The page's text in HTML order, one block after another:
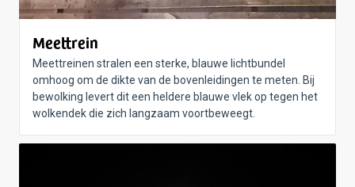
Meettrein
Meettreinen stralen een sterke, blauwe lichtbundel
omhoog om de dikte van de bovenleidingen te meten. Bij
bewolking levert dit een heldere blauwe vlek op tegen het
wolkendek die zich langzaam voortbeweegt.